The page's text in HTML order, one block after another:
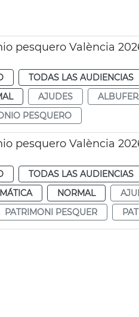
pesquero València
TODAS LAS AUDIENCIAS
AJUDES
PESQUERO
pesquero València
TODAS LAS AUDIENCIAS
NORMAL
PATRIMONI PESQUER